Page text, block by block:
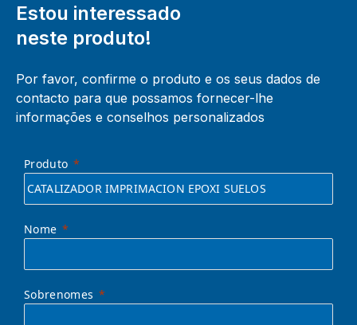
Estou interessado
neste produto!
Por favor, confirme o produto e os seus dados de
contacto para que possamos fornecer-lhe
informações e conselhos personalizados
Produto
Nome
Sobrenomes